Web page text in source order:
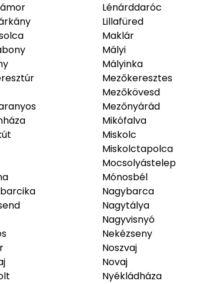
Lénárddaróc
Lillafüred
Maklár
Mályi
Mályinka
Mezőkeresztes
Mezőkövesd
Mezőnyárád
Mikófalva
Miskolc
Miskolctapolca
Mocsolyástelep
Mónosbél
Nagybarca
Nagytálya
Nagyvisnyó
Nekézseny
Noszvaj
Novaj
Nyékládháza